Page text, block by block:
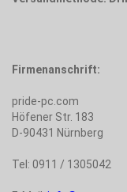
Firmenanschrift:
pride-pc.com
Höfener Str. 183
D-90431 Nürnberg
Tel: 0911 / 1305042